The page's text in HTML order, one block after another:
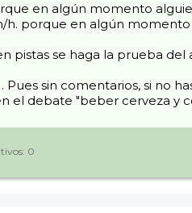
en algún momento
h. porque en algún
pistas se haga la prueba
sin comentarios, si no
el debate "beber cerveza
0